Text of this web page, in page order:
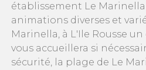
établissement Le
animations diverses et
Marinella, à L'Ile Rousse
vous accueillera si
sécurité, la plage de Le